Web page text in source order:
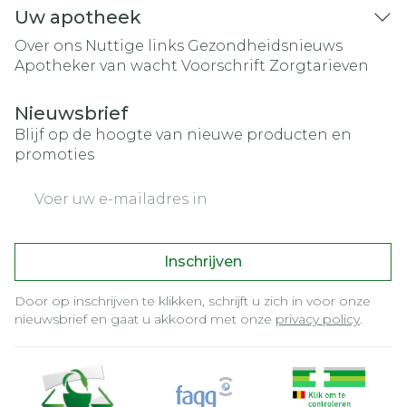
Uw apotheek
Over ons Nuttige links Gezondheidsnieuws
Apotheker van wacht Voorschrift Zorgtarieven
Nieuwsbrief
Blijf op de hoogte van nieuwe producten en
promoties
Inschrijven
Door op inschrijven te klikken, schrijft u zich in voor onze
nieuwsbrief en gaat u akkoord met onze privacy policy.